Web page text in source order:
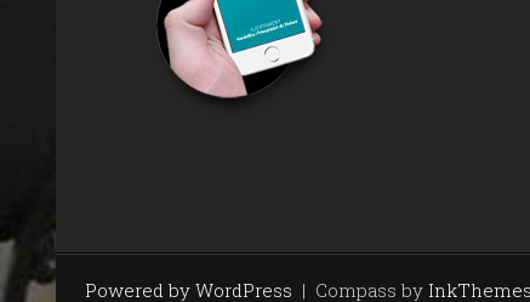
Powered by WordPress | Compass by InkThemes